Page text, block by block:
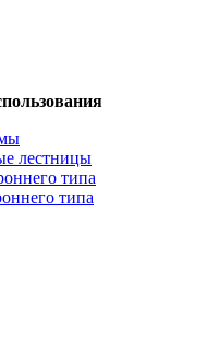
лестницы
типа
типа